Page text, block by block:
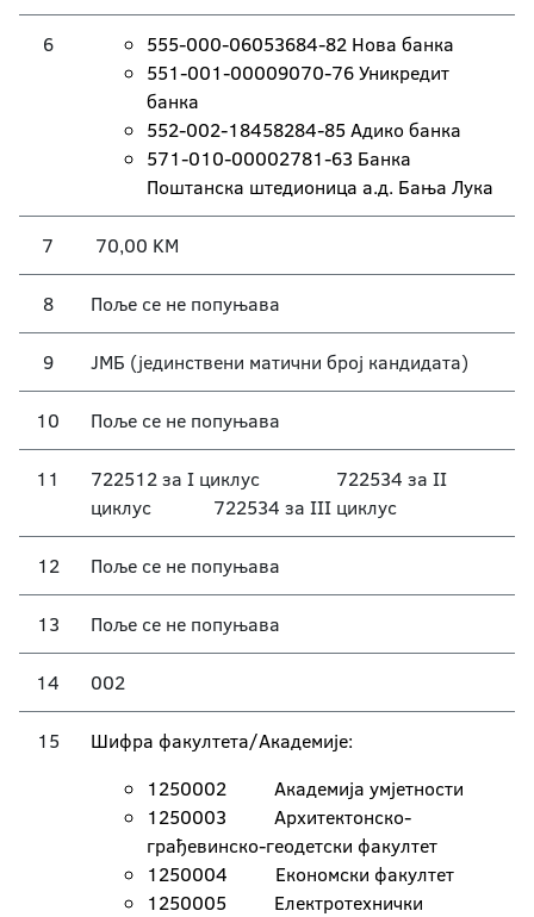
6
555-000-06053684-82 Нова банка
551-001-00009070-76 Уникредит
банка
552-002-18458284-85 Адико банка
571-010-00002781-63 Банка
Поштанска штедионица а.д. Бања Лука
7 70,00 KM
8 Поље се не попуњава
9 ЈМБ (јединствени матични број кандидата)
10 Поље се не попуњава
11
722512 за I циклус 722534 за II
циклус 722534 за III циклус
12 Поље се не попуњава
13 Поље се не попуњава
14 002
15
Шифра факултета/Академије:
1250002 Академија умјетности
1250003 Архитeктонско-
грађевинско-геодетски факултет
1250004 Економски факултет
1250005 Електротехнички